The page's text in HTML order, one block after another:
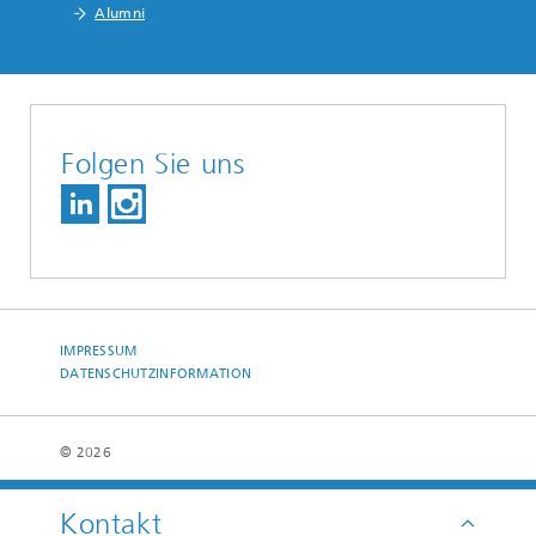
Kontakt
Alumni
Folgen Sie uns
IMPRESSUM
DATENSCHUTZINFORMATION
© 2026